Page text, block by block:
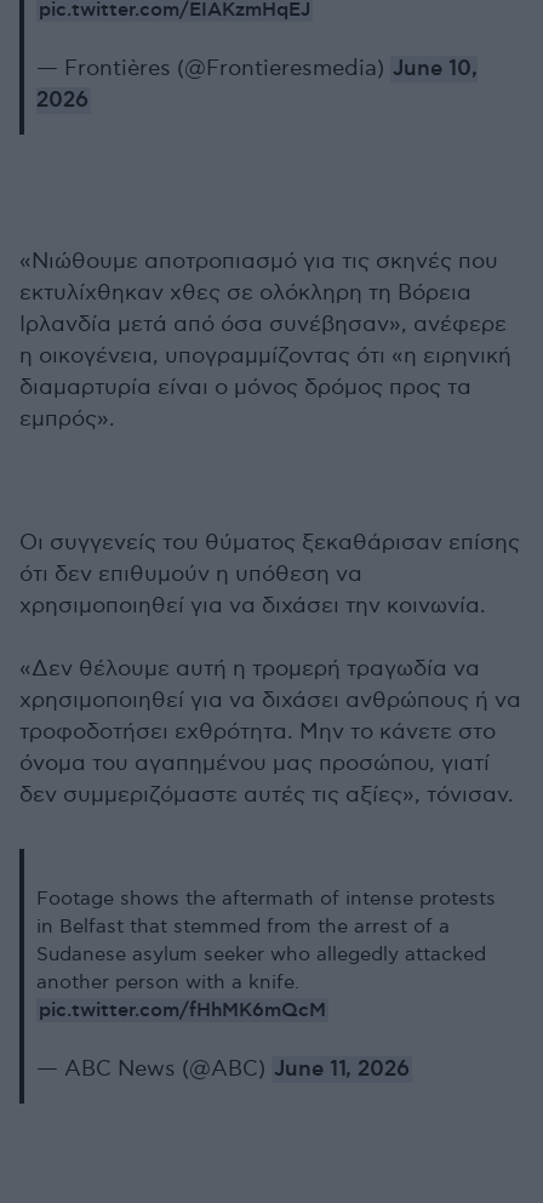
pic.twitter.com/EIAKzmHqEJ
— Frontières (@Frontieresmedia) June 10,
2026
«Νιώθουμε αποτροπιασμό για τις σκηνές που
εκτυλίχθηκαν χθες σε ολόκληρη τη Βόρεια
Ιρλανδία μετά από όσα συνέβησαν», ανέφερε
η οικογένεια, υπογραμμίζοντας ότι «η ειρηνική
διαμαρτυρία είναι ο μόνος δρόμος προς τα
εμπρός».
Οι συγγενείς του θύματος ξεκαθάρισαν επίσης
ότι δεν επιθυμούν η υπόθεση να
χρησιμοποιηθεί για να διχάσει την κοινωνία.
«Δεν θέλουμε αυτή η τρομερή τραγωδία να
χρησιμοποιηθεί για να διχάσει ανθρώπους ή να
τροφοδοτήσει εχθρότητα. Μην το κάνετε στο
όνομα του αγαπημένου μας προσώπου, γιατί
δεν συμμεριζόμαστε αυτές τις αξίες», τόνισαν.
Footage shows the aftermath of intense protests
in Belfast that stemmed from the arrest of a
Sudanese asylum seeker who allegedly attacked
another person with a knife.
pic.twitter.com/fHhMK6mQcM
— ABC News (@ABC) June 11, 2026